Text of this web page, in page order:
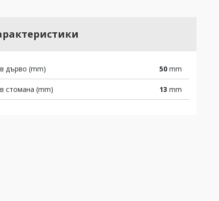
дърво (mm) 50mm
стомана (mm) 13 mm